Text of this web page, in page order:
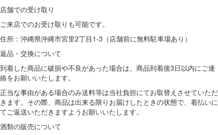
店舗での受け取り
ご来店でのお受け取りも可能です。
住所：沖縄県沖縄市宮里2丁目1-3（店舗前に無料駐車場あり）
返品・交換について
到着した商品に破損や不良があった場合は、商品到着後3日以内にご連
絡をお願いいたします。
正当な事由がある場合のみ送料等は当社負担にてお取替えさせていただ
きます。その際、商品は出来る限りお届けしたときの状態で、着払いに
てご返送いただきますようお願いいたします。
酒類の販売について